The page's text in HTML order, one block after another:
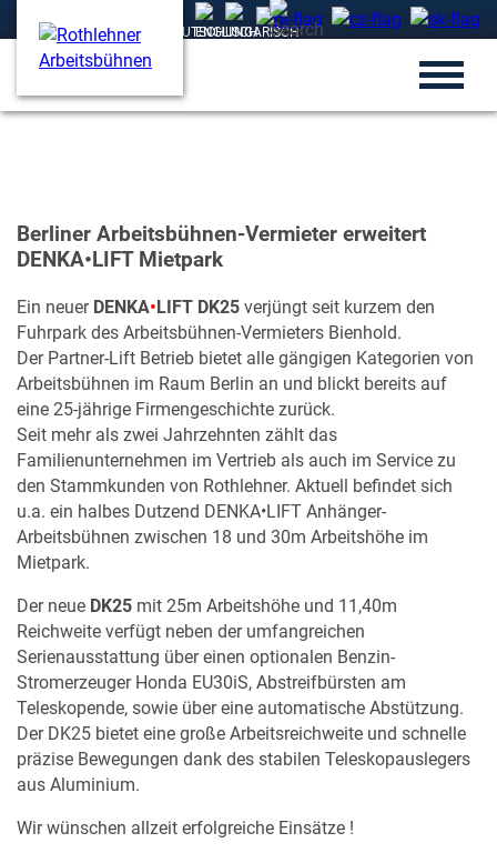
Berliner Arbeitsbühnen-Vermieter erweitert
DENKA•LIFT Mietpark
Ein neuer DENKA•LIFT DK25 verjüngt seit kurzem den
Fuhrpark des Arbeitsbühnen-Vermieters Bienhold.
Der Partner-Lift Betrieb bietet alle gängigen Kategorien von
Arbeitsbühnen im Raum Berlin an und blickt bereits auf
eine 25-jährige Firmengeschichte zurück.
Seit mehr als zwei Jahrzehnten zählt das
Familienunternehmen im Vertrieb als auch im Service zu
den Stammkunden von Rothlehner. Aktuell befindet sich
u.a. ein halbes Dutzend DENKA•LIFT Anhänger-
Arbeitsbühnen zwischen 18 und 30m Arbeitshöhe im
Mietpark.
Der neue DK25 mit 25m Arbeitshöhe und 11,40m
Reichweite verfügt neben der umfangreichen
Serienausstattung über einen optionalen Benzin-
Stromerzeuger Honda EU30iS, Abstreifbürsten am
Teleskopende, sowie über eine automatische Abstützung.
Der DK25 bietet eine große Arbeitsreichweite und schnelle
präzise Bewegungen dank des stabilen Teleskopauslegers
aus Aluminium.
Wir wünschen allzeit erfolgreiche Einsätze !